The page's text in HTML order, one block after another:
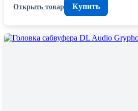
Открыть товар
Купить